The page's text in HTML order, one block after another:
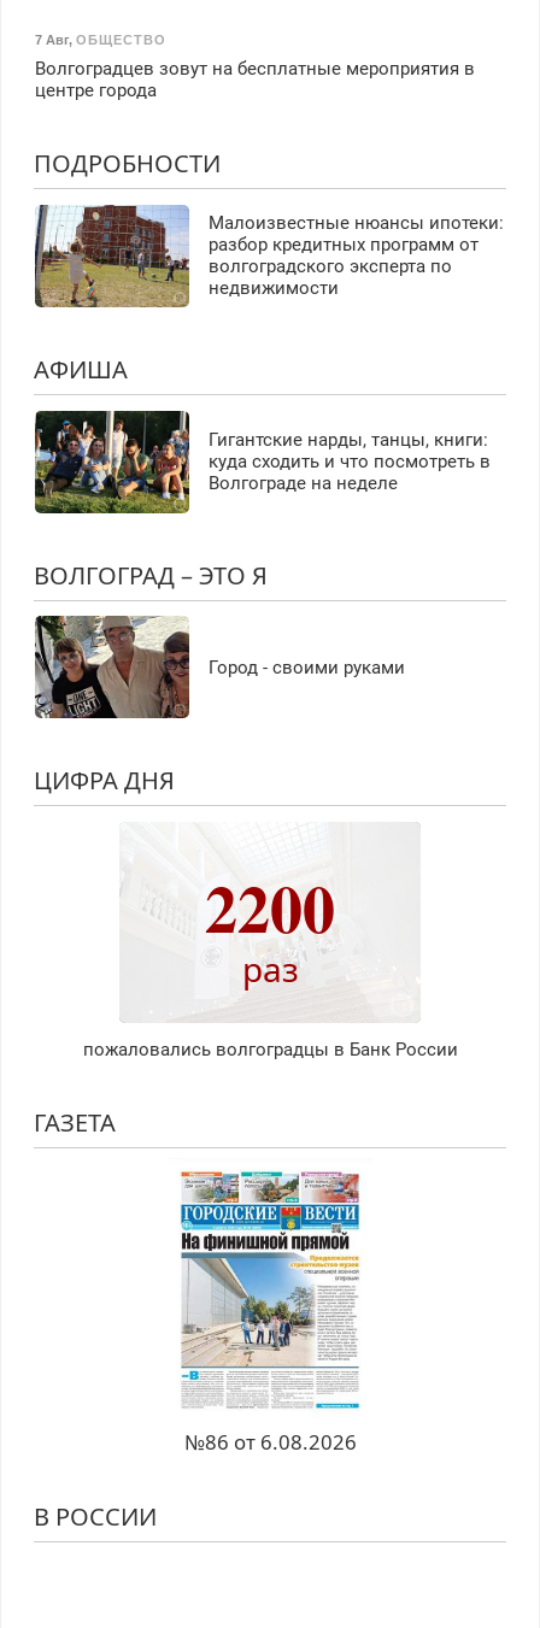
7 Авг, ОБЩЕСТВО
Волгоградцев зовут на бесплатные мероприятия в
центре города
ПОДРОБНОСТИ
Малоизвестные нюансы ипотеки:
разбор кредитных программ от
волгоградского эксперта по
недвижимости
АФИША
Гигантские нарды, танцы, книги:
куда сходить и что посмотреть в
Волгограде на неделе
ВОЛГОГРАД – ЭТО Я
Город - своими руками
ЦИФРА ДНЯ
2200
раз
пожаловались волгоградцы в Банк России
ГАЗЕТА
№86 от 6.08.2026
В РОССИИ